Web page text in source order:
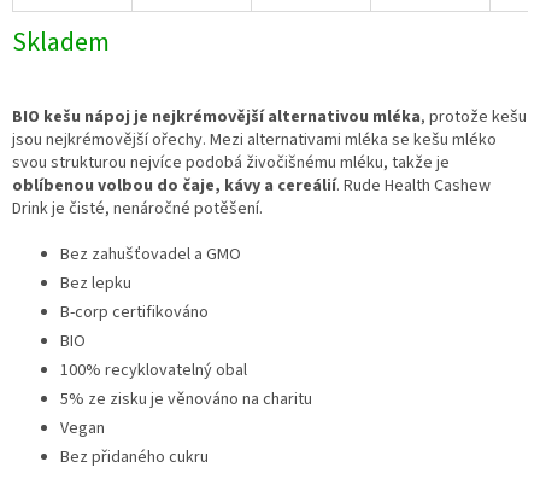
Skladem
BIO kešu nápoj je nejkrémovější alternativou mléka, protože kešu
jsou nejkrémovější ořechy. Mezi alternativami mléka se kešu mléko
svou strukturou nejvíce podobá živočišnému mléku, takže je
oblíbenou volbou do čaje, kávy a cereálií. Rude Health Cashew
Drink je čisté, nenáročné potěšení.
Bez zahušťovadel a GMO
Bez lepku
B-corp certifikováno
BIO
100% recyklovatelný obal
5% ze zisku je věnováno na charitu
Vegan
Bez přidaného cukru